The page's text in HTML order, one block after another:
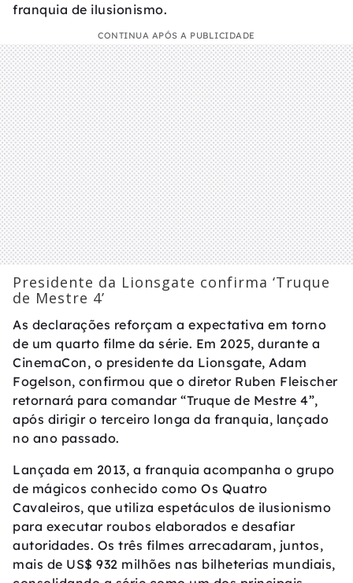
franquia de ilusionismo.
CONTINUA APÓS A PUBLICIDADE
Presidente da Lionsgate confirma ‘Truque
de Mestre 4’
As declarações reforçam a expectativa em torno
de um quarto filme da série. Em 2025, durante a
CinemaCon, o presidente da Lionsgate, Adam
Fogelson, confirmou que o diretor Ruben Fleischer
retornará para comandar “Truque de Mestre 4”,
após dirigir o terceiro longa da franquia, lançado
no ano passado.
Lançada em 2013, a franquia acompanha o grupo
de mágicos conhecido como Os Quatro
Cavaleiros, que utiliza espetáculos de ilusionismo
para executar roubos elaborados e desafiar
autoridades. Os três filmes arrecadaram, juntos,
mais de US$ 932 milhões nas bilheterias mundiais,